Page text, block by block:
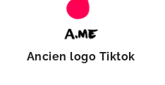
Ancien logo Tiktok